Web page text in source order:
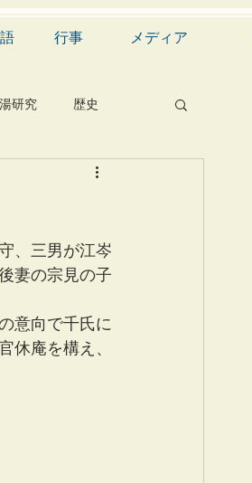
行事 メディア
研究 歴史
食文化
能 茶道具
、三男が江岑
妻の宗見の子
意向で千氏に
休庵を構え、